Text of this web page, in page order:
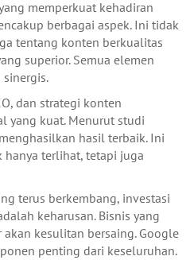
memperkuat kehadiran
berbagai aspek. Ini tidak
tentang konten berkualitas
superior. Semua elemen
sinergis.
dan strategi konten
yang kuat. Menurut studi
hasil terbaik. Ini
hanya terlihat, tetapi juga
terus berkembang, investasi
keharusan. Bisnis yang
kesulitan bersaing. Google
penting dari keseluruhan.